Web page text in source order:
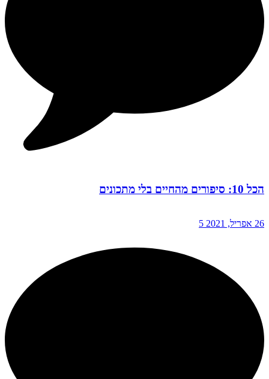
הכל 10: סיפורים מהחיים בלי מתכונים
26 אפריל, 2021 5